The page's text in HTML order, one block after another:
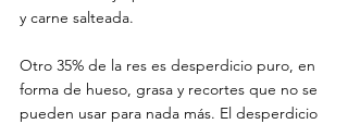
y carne salteada.
Otro 35% de la res es desperdicio puro, en
forma de hueso, grasa y recortes que no se
pueden usar para nada más. El desperdicio